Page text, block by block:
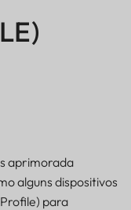
aprimorada
alguns dispositivos
para